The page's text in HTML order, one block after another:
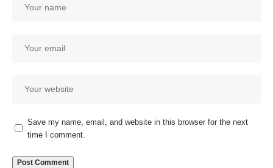
Save my name, email, and website in this browser for the next
time I comment.